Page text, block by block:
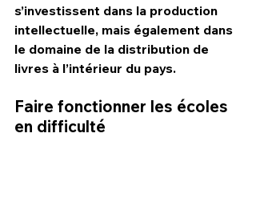
s’investissent dans la production
intellectuelle, mais également dans
le domaine de la distribution de
livres à l’intérieur du pays.
Faire fonctionner les écoles
en difficulté